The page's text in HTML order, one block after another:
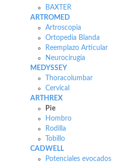
BAXTER
ARTROMED
Artroscopia
Ortopedia Blanda
Reemplazo Articular
Neurocirugía
MEDYSSEY
Thoracolumbar
Cervical
ARTHREX
Pie
Hombro
Rodilla
Tobillo
CADWELL
Potenciales evocados